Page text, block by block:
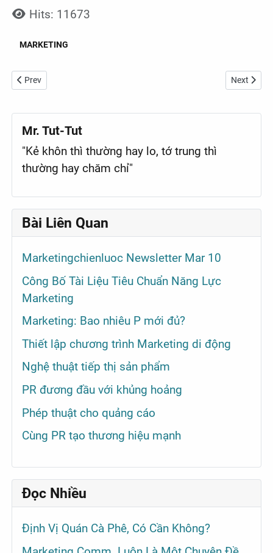
Hits: 11673
MARKETING
Previous article: Sales và Marketing: Vũ điệu không đồng bộ
Prev Next
Next
Mr. Tut-Tut
"Kẻ khôn thì thường hay lo, tớ trung thì
thường hay chăm chỉ"
Bài Liên Quan
Marketingchienluoc Newsletter Mar 10
Công Bố Tài Liệu Tiêu Chuẩn Năng Lực
Marketing
Marketing: Bao nhiêu P mới đủ?
Thiết lập chương trình Marketing di động
Nghệ thuật tiếp thị sản phẩm
PR đương đầu với khủng hoảng
Phép thuật cho quảng cáo
Cùng PR tạo thương hiệu mạnh
Đọc Nhiều
Định Vị Quán Cà Phê, Có Cần Không?